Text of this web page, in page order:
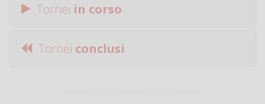
Tornei in corso
Tornei conclusi